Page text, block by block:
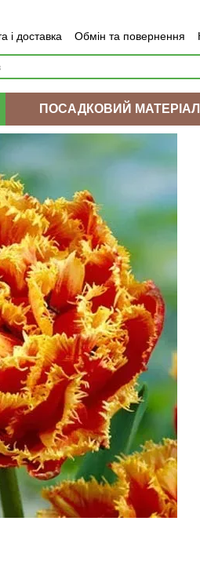
і доставка Обмін та повернення
ПОСАДКОВИЙ МАТЕРІАЛ